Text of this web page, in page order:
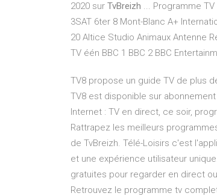
2020 sur TvBreizh ... Programme
3SAT 6ter 8 Mont-Blanc A+
20 Altice Studio Animaux Antenne
TV één BBC 1 BBC 2 BBC
TV8 propose un guide TV de plus
TV8 est disponible sur
Internet : TV en direct, ce soir,
Rattrapez les meilleurs
de TvBreizh. Télé-Loisirs c'est
et une expérience utilisateur
gratuites pour regarder en direct
Retrouvez le programme tv